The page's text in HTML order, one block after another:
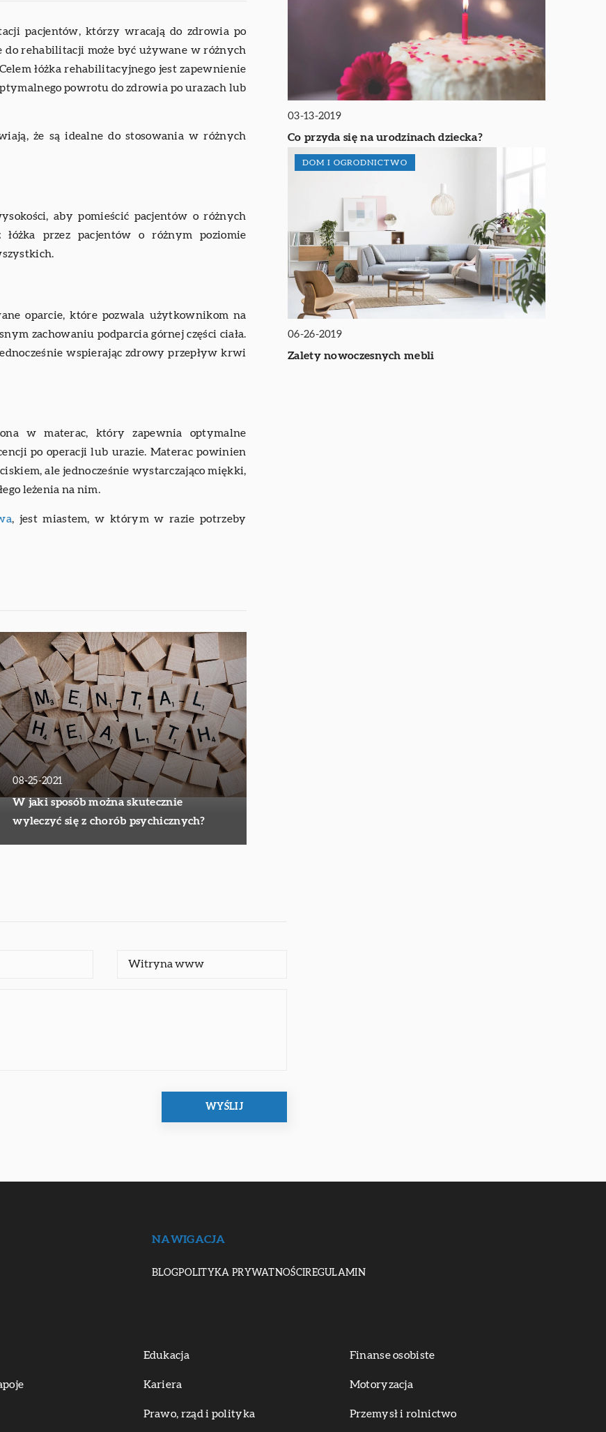
pacjentów, którzy wracają do zdrowia po
do rehabilitacji może być używane w różnych
łóżka rehabilitacyjnego jest zapewnienie
powrotu do zdrowia po urazach lub
że są idealne do stosowania w różnych
aby pomieścić pacjentów o różnych
przez pacjentów o różnym poziomie
oparcie, które pozwala użytkownikom na
zachowaniu podparcia górnej części ciała.
wspierając zdrowy przepływ krwi
w materac, który zapewnia optymalne
po operacji lub urazie. Materac powinien
ale jednocześnie wystarczająco miękki,
leżenia na nim.
, jest miastem, w którym w razie potrzeby
08-25-2021
W jaki sposób można skutecznie
wyleczyć się z chorób psychicznych?
03-13-2019
Co przyda się na urodzinach dziecka?
DOM I OGRODNICTWO
06-26-2019
Zalety nowoczesnych mebli
NAWIGACJA
BLOGPOLITYKA PRYWATNOŚCIREGULAMIN
Edukacja Finanse osobiste
Kariera Motoryzacja
Prawo, rząd i polityka Przemysł i rolnictwo